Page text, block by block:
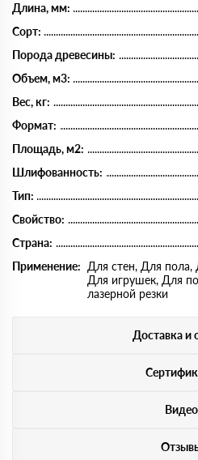
Длина, мм:
Сорт:
Порода древесины:
Объем, м3:
Вес, кг:
Формат:
Площадь, м2:
Шлифованность:
Тип:
Свойство:
Страна:
Применение: Для стен, Для пола,
Для игрушек, Для
лазерной резки
Доставка и
Видео